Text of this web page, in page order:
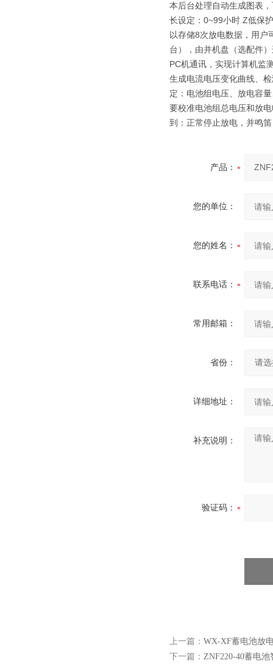
本后台处理自动生成图表
长设定：0~99小时 Z低保
以存储8次放电数据，用户
台），由并机盘（选配件
PC机通讯，实现计算机监
生成电流电压变化曲线、
定：电池组电压、放电容
要校准电池组总电压和放
到：正常停止放电，并鸣笛
产品：
您的单位：
您的姓名：
联系电话：
常用邮箱：
省份：
详细地址：
补充说明：
验证码：
上一篇： WX-XF蓄电池放
下一篇： ZNF220-40蓄电